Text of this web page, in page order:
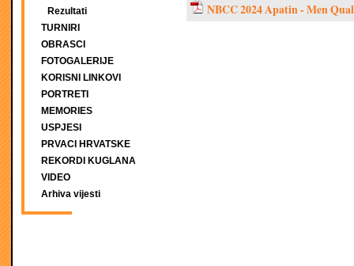
Rezultati
TURNIRI
OBRASCI
FOTOGALERIJE
KORISNI LINKOVI
PORTRETI
MEMORIES
USPJESI
PRVACI HRVATSKE
REKORDI KUGLANA
VIDEO
Arhiva vijesti
NBCC 2024 Apatin - Men